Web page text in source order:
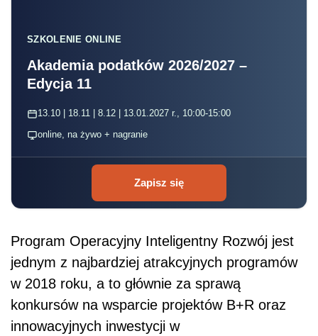
SZKOLENIE ONLINE
Akademia podatków 2026/2027 –
Edycja 11
13.10 | 18.11 | 8.12 | 13.01.2027 r., 10:00-15:00
online, na żywo + nagranie
Zapisz się
Program Operacyjny Inteligentny Rozwój jest
jednym z najbardziej atrakcyjnych programów
w 2018 roku, a to głównie za sprawą
konkursów na wsparcie projektów B+R oraz
innowacyjnych inwestycji w